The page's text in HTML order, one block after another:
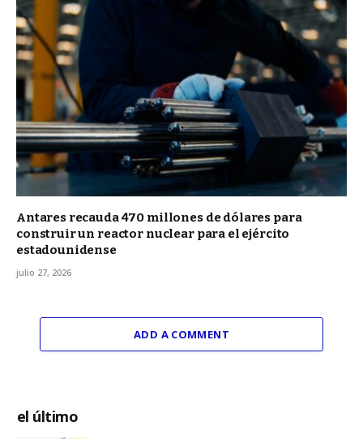
Antares recauda 470 millones de dólares para
construir un reactor nuclear para el ejército
estadounidense
julio 27, 2026
ADD A COMMENT
el último